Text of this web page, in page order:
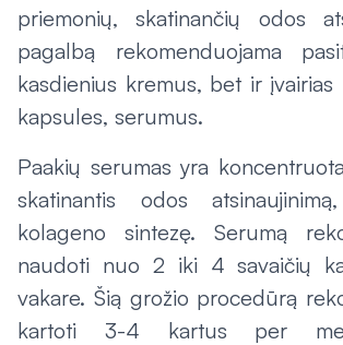
priemonių, skatinančių odos
pagalbą rekomenduojama
kasdienius kremus, bet ir įvairias
kapsules, serumus.
Paakių serumas yra
skatinantis odos
kolageno sintezę. Serumą
naudoti nuo 2 iki 4 savaičių
vakare. Šią grožio procedūrą
kartoti 3-4 kartus per